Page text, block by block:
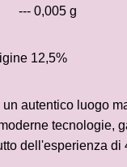
g
12,5%
un autentico luogo
tecnologie,
dell'esperienza